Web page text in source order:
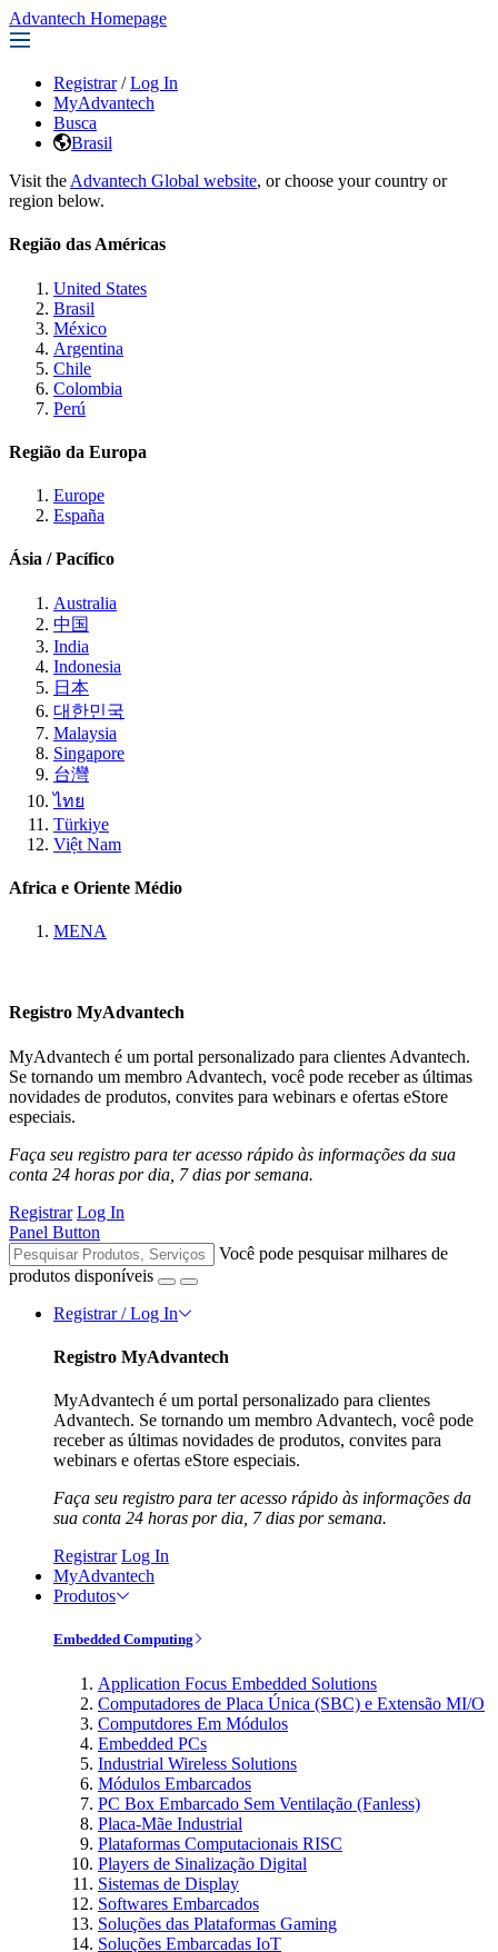
Advantech Homepage
Registrar / Log In
MyAdvantech
Busca
Brasil
Visit the Advantech Global website, or choose your country or
region below.
Região das Américas
United States
Brasil
México
Argentina
Chile
Colombia
Perú
Região da Europa
Europe
España
Ásia / Pacífico
Australia
中国
India
Indonesia
日本
대한민국
Malaysia
Singapore
台灣
ไทย
Türkiye
Việt Nam
Africa e Oriente Médio
MENA
Registro MyAdvantech
MyAdvantech é um portal personalizado para clientes Advantech.
Se tornando um membro Advantech, você pode receber as últimas
novidades de produtos, convites para webinars e ofertas eStore
especiais.
Faça seu registro para ter acesso rápido às informações da sua
conta 24 horas por dia, 7 dias por semana.
Registrar Log In
Panel Button
Você pode pesquisar milhares de
produtos disponíveis
Registrar / Log In
Registro MyAdvantech
MyAdvantech é um portal personalizado para clientes
Advantech. Se tornando um membro Advantech, você pode
receber as últimas novidades de produtos, convites para
webinars e ofertas eStore especiais.
Faça seu registro para ter acesso rápido às informações da
sua conta 24 horas por dia, 7 dias por semana.
Registrar Log In
MyAdvantech
Produtos
Embedded Computing
Application Focus Embedded Solutions
Computadores de Placa Única (SBC) e Extensão MI/O
Computdores Em Módulos
Embedded PCs
Industrial Wireless Solutions
Módulos Embarcados
PC Box Embarcado Sem Ventilação (Fanless)
Placa-Mãe Industrial
Plataformas Computacionais RISC
Players de Sinalização Digital
Sistemas de Display
Softwares Embarcados
Soluções das Plataformas Gaming
Soluções Embarcadas IoT